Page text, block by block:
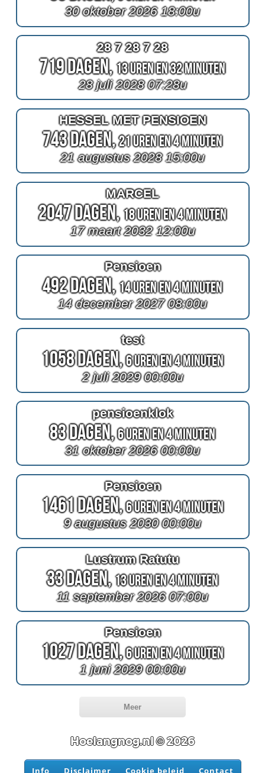
30 oktober 2026 18:00u
28 7 28 7 28
719 Dagen,13 Uren en 32 Minuten
28 juli 2028 07:28u
HESSEL MET PENSIOEN
743 Dagen,21 Uren en 4 Minuten
21 augustus 2028 15:00u
MARCEL
2047 Dagen,18 Uren en 4 Minuten
17 maart 2032 12:00u
Pensioen
492 Dagen,14 Uren en 4 Minuten
14 december 2027 08:00u
test
1058 Dagen,6 Uren en 4 Minuten
2 juli 2029 00:00u
pensioenklok
83 Dagen,6 Uren en 4 Minuten
31 oktober 2026 00:00u
Pensioen
1461 Dagen,6 Uren en 4 Minuten
9 augustus 2030 00:00u
Lustrum Ratutu
33 Dagen,13 Uren en 4 Minuten
11 september 2026 07:00u
Pensioen
1027 Dagen,6 Uren en 4 Minuten
1 juni 2029 00:00u
Meer
Hoelangnog.nl © 2026
Info Disclaimer Cookie beleid Contact